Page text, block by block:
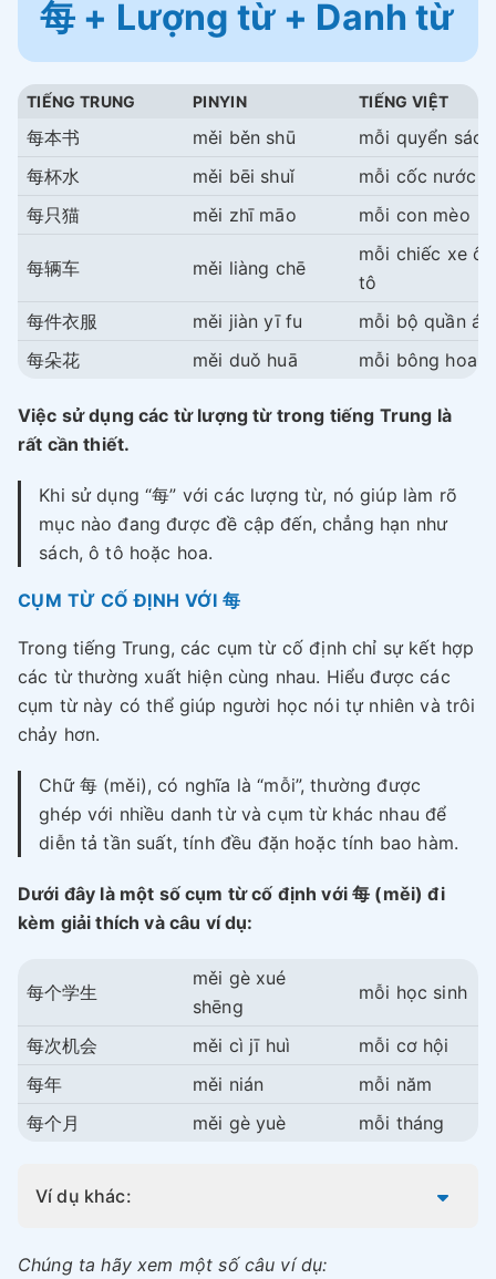
每 + Lượng từ + Danh từ
TIẾNG TRUNG PINYIN TIẾNG VIỆT
每本书 měi běn shū
mỗi quyển sách
每杯水
měi bēi shuǐ
mỗi cốc nước
每只猫
měi zhī māo mỗi con mèo
每辆车 měi liàng chē
mỗi chiếc xe ô
tô
每件衣服
měi jiàn yī fu
mỗi bộ quần áo
每朵花
měi duǒ huā mỗi bông hoa
Việc sử dụng các từ lượng từ trong tiếng Trung là
rất cần thiết.
Khi sử dụng “每” với các lượng từ, nó giúp làm rõ
mục nào đang được đề cập đến, chẳng hạn như
sách, ô tô hoặc hoa.
CỤM TỪ CỐ ĐỊNH VỚI 每
Trong tiếng Trung, các cụm từ cố định chỉ sự kết hợp
các từ thường xuất hiện cùng nhau. Hiểu được các
cụm từ này có thể giúp người học nói tự nhiên và trôi
chảy hơn.
Chữ 每 (měi), có nghĩa là “mỗi”, thường được
ghép với nhiều danh từ và cụm từ khác nhau để
diễn tả tần suất, tính đều đặn hoặc tính bao hàm.
Dưới đây là một số cụm từ cố định với 每 (měi) đi
kèm giải thích và câu ví dụ:
每个学生
měi gè xué
shēng
mỗi học sinh
每次机会 měi cì jī huì
mỗi cơ hội
每年
měi nián
mỗi năm
每个月
měi gè yuè mỗi tháng
Ví dụ khác:
Chúng ta hãy xem một số câu ví dụ: